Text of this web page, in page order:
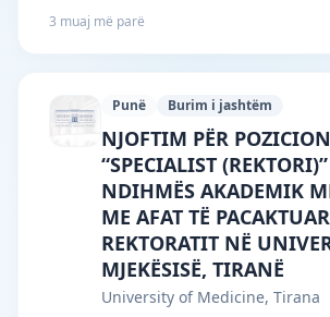
3 muaj më parë
Punë Burim i jashtëm
University of Medicine,
NJOFTIM PËR
“SPECIALIST
NDIHMËS AKADEMIK
ME AFAT TË
REKTORATIT NË
MJEKËSISË, TIRANË
University of Medicine, Tirana